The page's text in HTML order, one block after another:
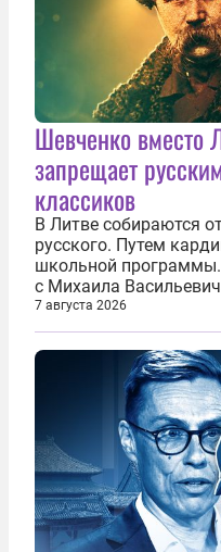
Шевченко вместо
запрещает
классиков
В Литве собираются
русского. Путем
школьной
с Михаила
правительства
предложил
общего образования.
7 августа 2026